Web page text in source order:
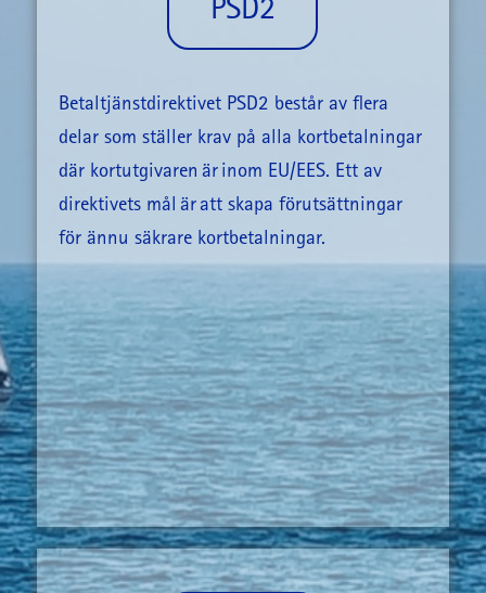
PSD2
Betaltjänstdirektivet PSD2 består av flera
delar som ställer krav på alla kortbetalningar
där kortutgivaren är inom EU/EES. Ett av
direktivets mål är att skapa förutsättningar
för ännu säkrare kortbetalningar.